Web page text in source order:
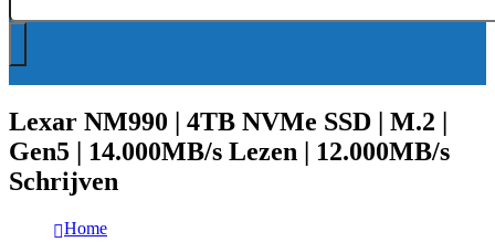
Lexar NM990 | 4TB NVMe SSD | M.2 |
Gen5 | 14.000MB/s Lezen | 12.000MB/s
Schrijven
Home